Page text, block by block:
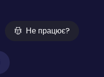
Не працює?